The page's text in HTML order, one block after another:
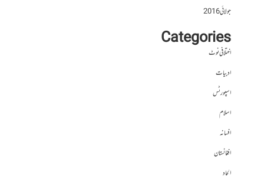
جولائی 2016
Categories
اختلافی نوٹ
ادبیات
اسپورٹس
اسلام
افسانہ
افغانستان
الحاد